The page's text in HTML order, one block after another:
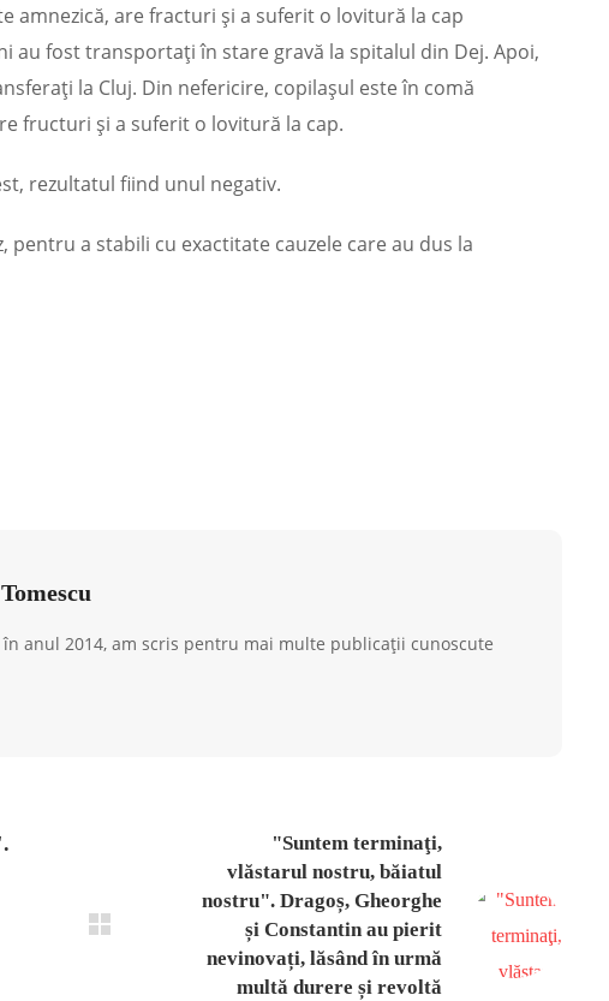
amnezică, are fracturi și a suferit o lovitură la cap
au fost transportați în stare gravă la spitalul din Dej. Apoi,
la Cluj. Din nefericire, copilașul este în comă
fructuri și a suferit o lovitură la cap.
rezultatul fiind unul negativ.
a stabili cu exactitate cauzele care au dus la
în anul 2014, am scris pentru mai multe publicații cunoscute
"Suntem terminaţi,
vlăstarul nostru, băiatul
nostru". Dragoș, Gheorghe
și Constantin au pierit
nevinovați, lăsând în urmă
multă durere și revoltă